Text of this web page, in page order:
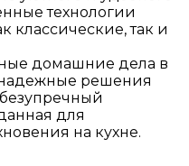
технологии
классические, так и
домашние дела в
надежные решения
для
на кухне.